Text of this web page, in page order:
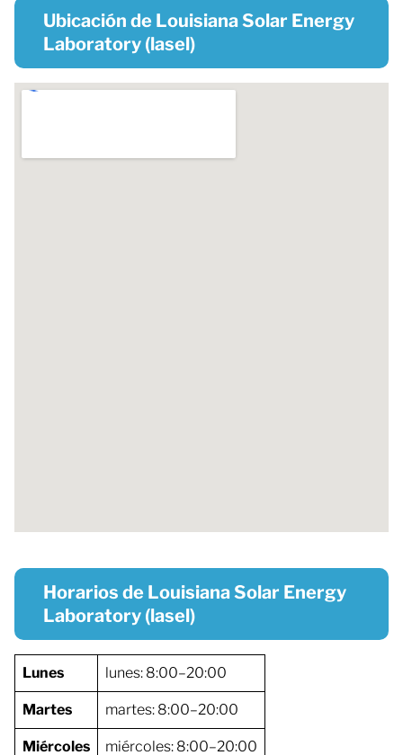
Ubicación de Louisiana Solar Energy
Laboratory (lasel)
Horarios de Louisiana Solar Energy
Laboratory (lasel)
Lunes lunes: 8:00–20:00
Martes martes: 8:00–20:00
Miércoles miércoles: 8:00–20:00